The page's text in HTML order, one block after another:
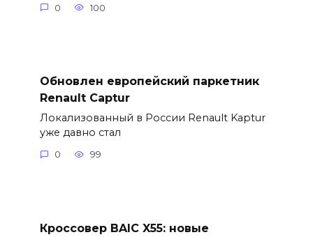
0 100
Обновлен европейский паркетник
Renault Captur
Локализованный в России Renault Kaptur
уже давно стал
0 99
Кроссовер BAIC X55: новые